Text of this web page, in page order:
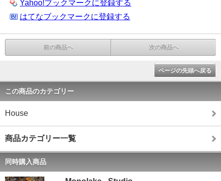
Yahoo!ブックマークに登録する
はてなブックマークに登録する
前の商品へ 次の商品へ
ページの先頭へ戻る
この商品のカテゴリー
House
商品カテゴリー一覧
同時購入商品